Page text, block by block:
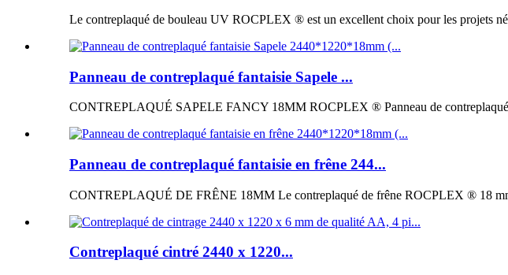
Le contreplaqué de bouleau UV ROCPLEX ® est un excellent choix pour les projets
Panneau de contreplaqué fantaisie Sapele ...
CONTREPLAQUÉ SAPELE FANCY 18MM ROCPLEX ® Panneau de contreplaqué
Panneau de contreplaqué fantaisie en frêne 244...
CONTREPLAQUÉ DE FRÊNE 18MM Le contreplaqué de frêne ROCPLEX ® 18
Contreplaqué cintré 2440 x 1220...